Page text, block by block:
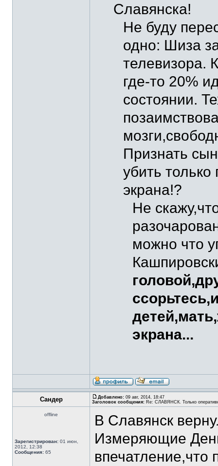
Славянска!
Не буду
одно: Шиза
телевизора.
где-то 20%
состоянии.
Признать
убить только
экрана!?
Не
можно что
экрана...
Сандер Добавлено: 09 авг, 2014, 18:47
Заголовок сообщения: Re: СЛАВЯНСК. Только
offline
Зарегистрирован: 01 июн,
2012, 12:38
Сообщения: 65
В Славянск
Измеряющие
впечатление,что